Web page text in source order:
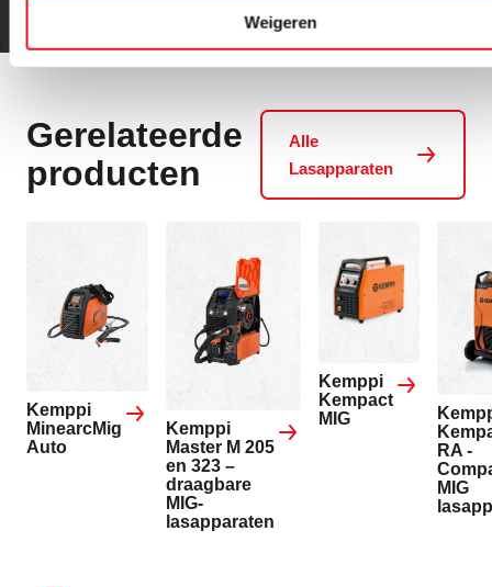
Weigeren
Gerelateerde
producten
Alle
Lasapparaten
Kemppi
MinearcMig
Auto
Kemppi
Master M 205
en 323 –
draagbare
MIG-
lasapparaten
Kemppi
Kempact
MIG
RA -
MIG